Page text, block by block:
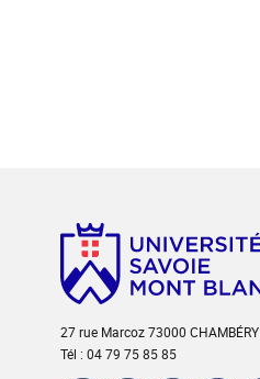
27 rue Marcoz 73000 CHAMBÉRY
Tél : 04 79 75 85 85